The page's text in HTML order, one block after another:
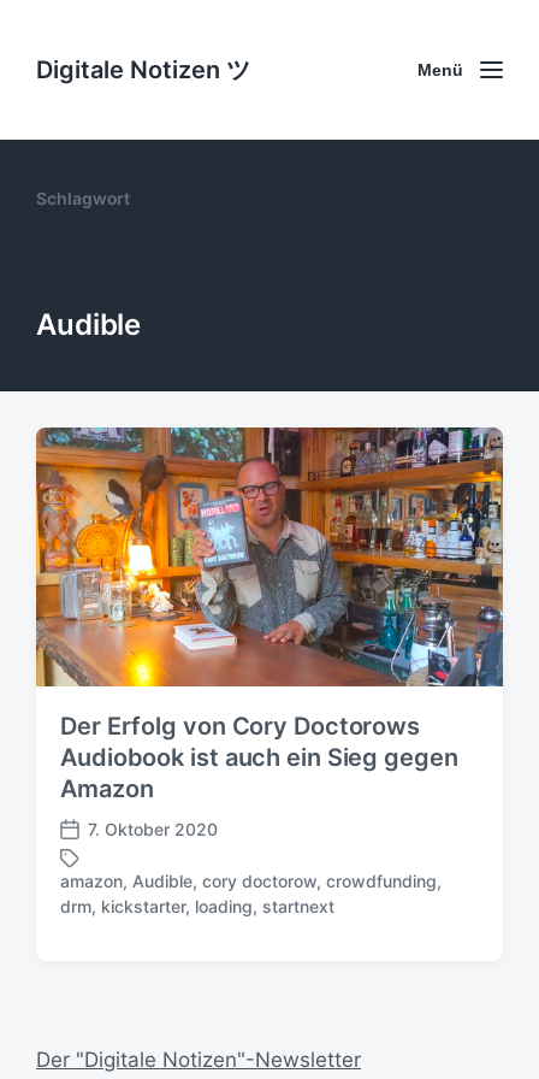
Digitale Notizen ツ Menü
Schlagwort
Audible
Der Erfolg von Cory Doctorows
Audiobook ist auch ein Sieg gegen
Amazon
V
e
r
ö
l
7. Oktober 2020
S
ö
amazon, Audible, cory doctorow, crowdfunding,
drm, kickstarter, loading, startnext
Der "Digitale Notizen"-Newsletter